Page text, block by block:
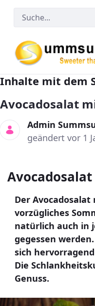
Zum Hauptinhalt
Inhalte mit dem
Avocadosalat
Admin
geändert vor 1
Der
vorzügliches
natürlich auch in
gegessen
sich
Die
Genuss.